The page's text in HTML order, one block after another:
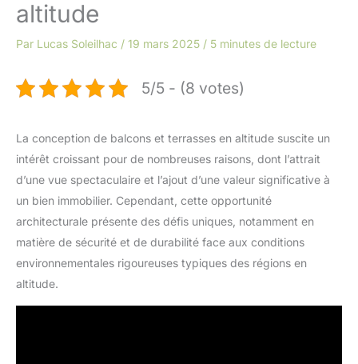
altitude
Par Lucas Soleilhac / 19 mars 2025 / 5 minutes de lecture
5/5 - (8 votes)
La conception de balcons et terrasses en altitude suscite un
intérêt croissant pour de nombreuses raisons, dont l’attrait
d’une vue spectaculaire et l’ajout d’une valeur significative à
un bien immobilier. Cependant, cette opportunité
architecturale présente des défis uniques, notamment en
matière de sécurité et de durabilité face aux conditions
environnementales rigoureuses typiques des régions en
altitude.